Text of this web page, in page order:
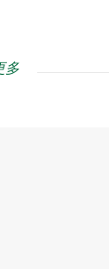
多